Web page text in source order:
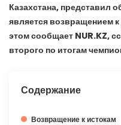
Казахстана, представил
является возвращением
этом сообщает NUR.KZ,
второго по итогам
Содержание
Возвращение к истокам